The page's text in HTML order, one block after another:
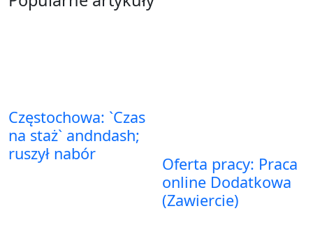
Częstochowa: `Czas
na staż` andndash;
ruszył nabór
Oferta pracy: Praca
online Dodatkowa
(Zawiercie)